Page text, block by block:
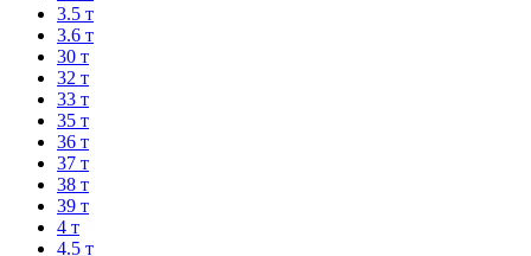
3.5 т
3.6 т
30 т
32 т
33 т
35 т
36 т
37 т
38 т
39 т
4 т
4.5 т